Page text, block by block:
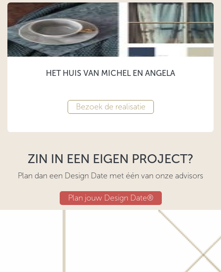
HET HUIS VAN MICHEL EN ANGELA
Bezoek de realisatie
ZIN IN EEN EIGEN PROJECT?
Plan dan een Design Date met één van onze advisors
Plan jouw Design Date®